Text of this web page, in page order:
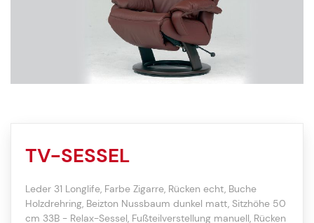
TV-SESSEL
Leder 31 Longlife, Farbe Zigarre, Rücken echt, Buche
Holzdrehring, Beizton Nussbaum dunkel matt, Sitzhöhe 50
cm 33B - Relax-Sessel, Fußteilverstellung manuell, Rücken